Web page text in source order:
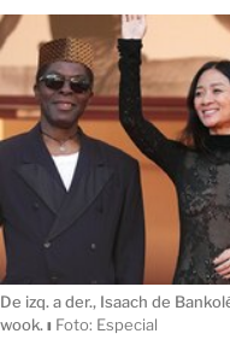
De izq. a der., Isaach de
wook. ı Foto: Especial